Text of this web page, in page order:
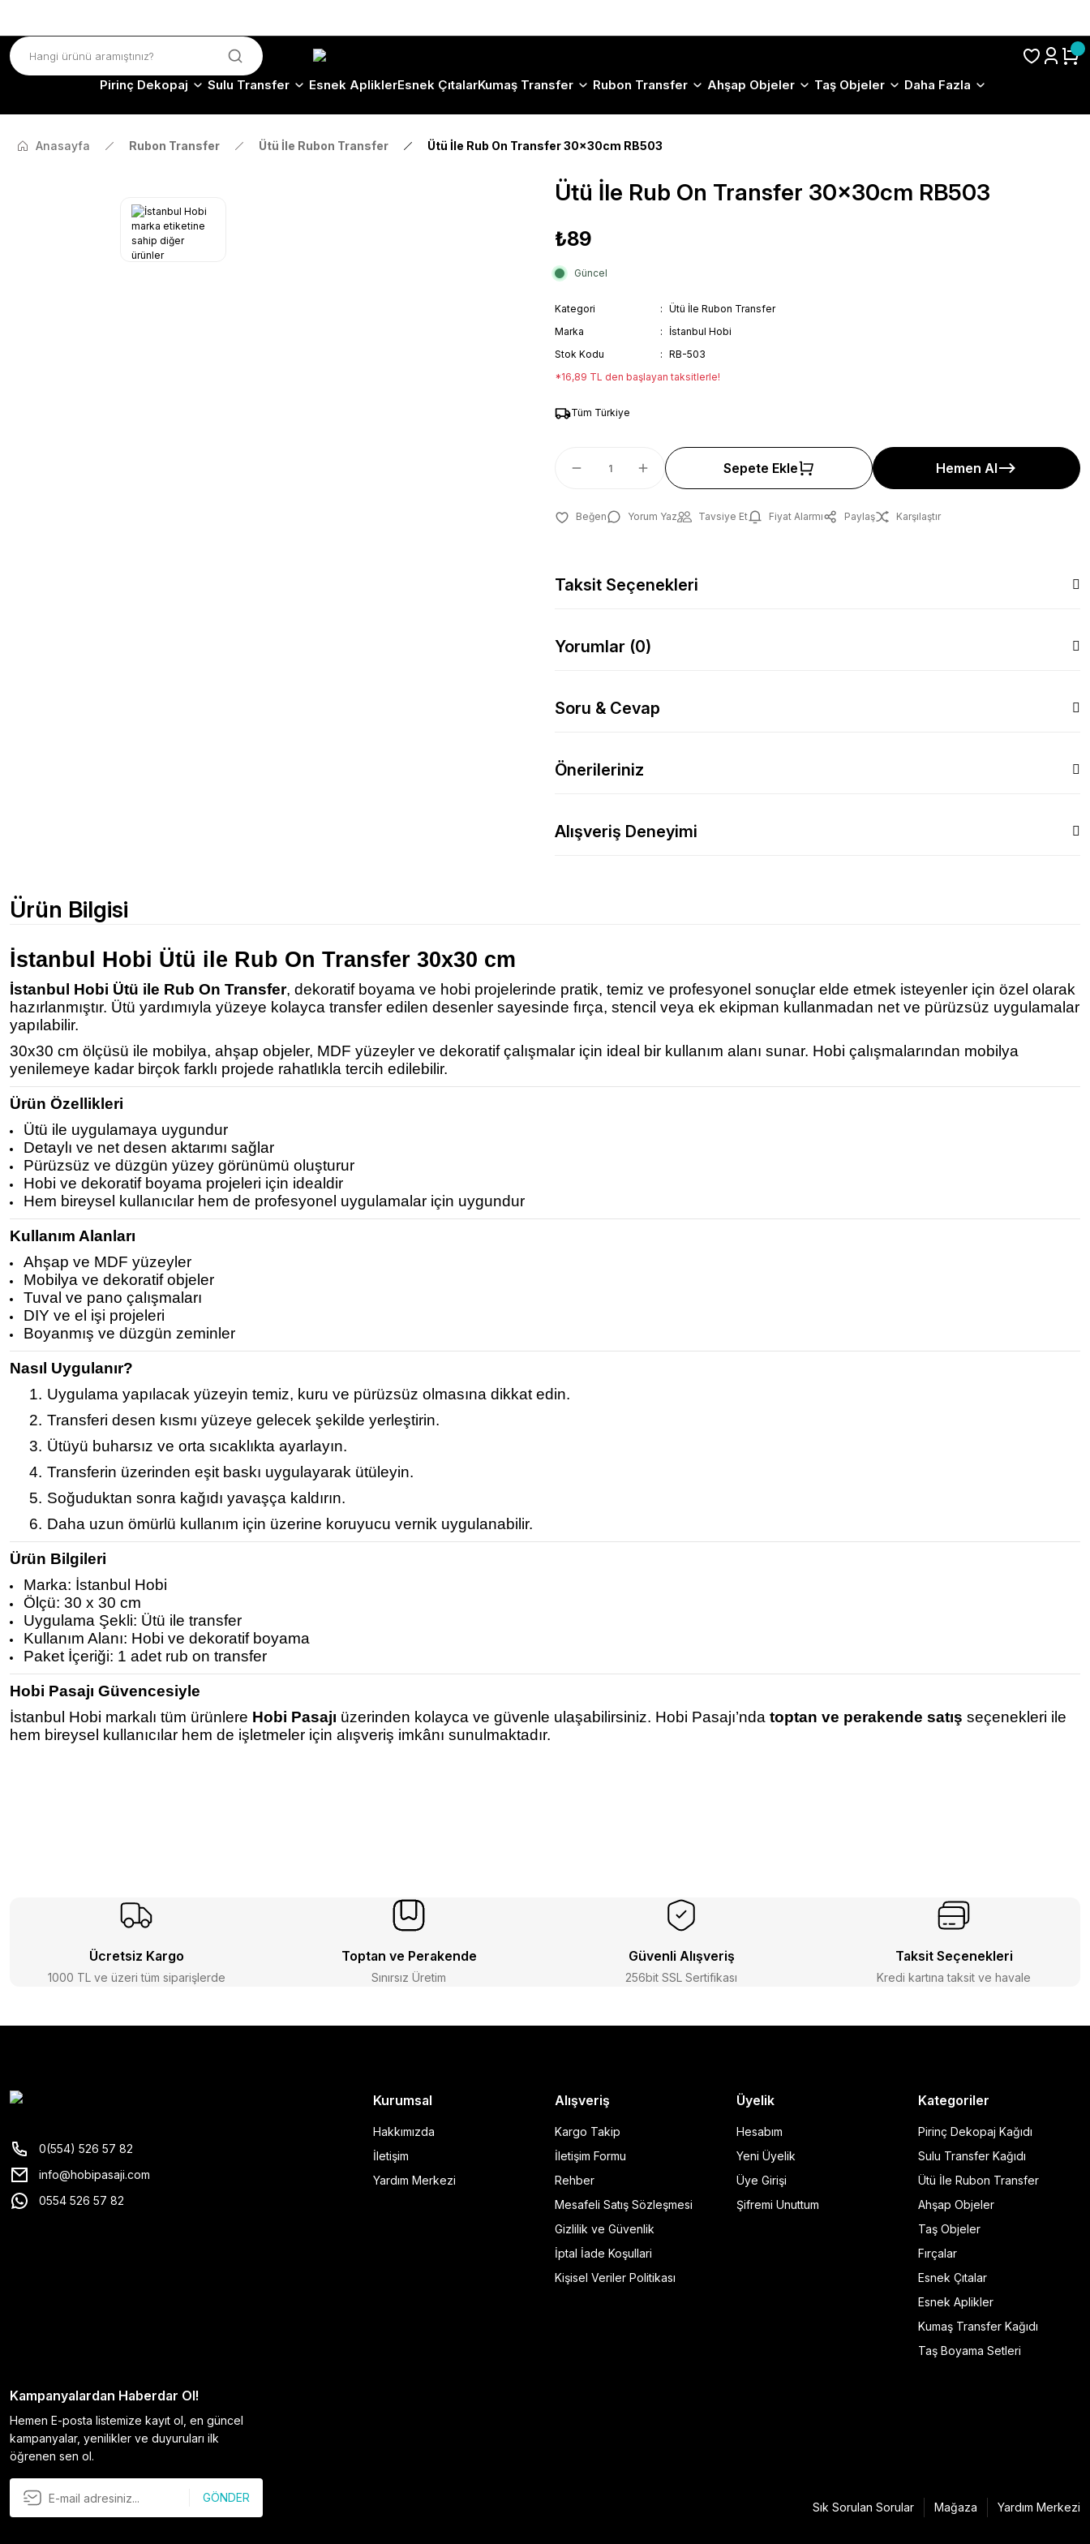
Pirinç Dekopaj Sulu Transfer Esnek ApliklerEsnek ÇıtalarKumaş Transfer Rubon Transfer Ahşap Objeler Taş Objeler Daha Fazla
Anasayfa Rubon Transfer Ütü İle Rubon Transfer Ütü İle Rub On Transfer 30x30cm RB503
Ütü İle Rub On Transfer 30x30cm RB503
₺89
Güncel
Kategori
Ütü İle Rubon Transfer
Marka
İstanbul Hobi
Stok Kodu
RB-503
*16,89 TL den başlayan taksitlerle!
Tüm Türkiye
Sepete Ekle Hemen Al
Yorum Yaz Tavsiye Et Fiyat Alarmı Paylaş Karşılaştır
Taksit Seçenekleri
Yorumlar (0)
Soru & Cevap
Önerileriniz
Alışveriş Deneyimi
Ürün Bilgisi
İstanbul Hobi Ütü ile Rub On Transfer 30x30 cm
İstanbul Hobi Ütü ile Rub On Transfer, dekoratif boyama ve hobi projelerinde pratik, temiz ve profesyonel sonuçlar elde etmek isteyenler için özel olarak
hazırlanmıştır. Ütü yardımıyla yüzeye kolayca transfer edilen desenler sayesinde fırça, stencil veya ek ekipman kullanmadan net ve pürüzsüz uygulamalar
yapılabilir.
30x30 cm ölçüsü ile mobilya, ahşap objeler, MDF yüzeyler ve dekoratif çalışmalar için ideal bir kullanım alanı sunar. Hobi çalışmalarından mobilya
yenilemeye kadar birçok farklı projede rahatlıkla tercih edilebilir.
Ürün Özellikleri
Ütü ile uygulamaya uygundur
Detaylı ve net desen aktarımı sağlar
Pürüzsüz ve düzgün yüzey görünümü oluşturur
Hobi ve dekoratif boyama projeleri için idealdir
Hem bireysel kullanıcılar hem de profesyonel uygulamalar için uygundur
Kullanım Alanları
Ahşap ve MDF yüzeyler
Mobilya ve dekoratif objeler
Tuval ve pano çalışmaları
DIY ve el işi projeleri
Boyanmış ve düzgün zeminler
Nasıl Uygulanır?
1. Uygulama yapılacak yüzeyin temiz, kuru ve pürüzsüz olmasına dikkat edin.
2. Transferi desen kısmı yüzeye gelecek şekilde yerleştirin.
3. Ütüyü buharsız ve orta sıcaklıkta ayarlayın.
4. Transferin üzerinden eşit baskı uygulayarak ütüleyin.
5. Soğuduktan sonra kağıdı yavaşça kaldırın.
6. Daha uzun ömürlü kullanım için üzerine koruyucu vernik uygulanabilir.
Ürün Bilgileri
Marka: İstanbul Hobi
Ölçü: 30 x 30 cm
Uygulama Şekli: Ütü ile transfer
Kullanım Alanı: Hobi ve dekoratif boyama
Paket İçeriği: 1 adet rub on transfer
Hobi Pasajı Güvencesiyle
İstanbul Hobi markalı tüm ürünlere Hobi Pasajı üzerinden kolayca ve güvenle ulaşabilirsiniz. Hobi Pasajı’nda toptan ve perakende satış seçenekleri ile
hem bireysel kullanıcılar hem de işletmeler için alışveriş imkânı sunulmaktadır.
Ücretsiz Kargo
1000 TL ve üzeri tüm siparişlerde
Toptan ve Perakende
Sınırsız Üretim
Güvenli Alışveriş
256bit SSL Sertifikası
Taksit Seçenekleri
Kredi kartına taksit ve havale
0(554) 526 57 82
info@hobipasaji.com
0554 526 57 82
Kurumsal
Hakkımızda
İletişim
Yardım Merkezi
Alışveriş
Kargo Takip
İletişim Formu
Rehber
Mesafeli Satış Sözleşmesi
Gizlilik ve Güvenlik
İptal İade Koşullari
Kişisel Veriler Politikası
Üyelik
Hesabım
Yeni Üyelik
Üye Girişi
Şifremi Unuttum
Kategoriler
Pirinç Dekopaj Kağıdı
Sulu Transfer Kağıdı
Ütü İle Rubon Transfer
Ahşap Objeler
Taş Objeler
Fırçalar
Esnek Çıtalar
Esnek Aplikler
Kumaş Transfer Kağıdı
Taş Boyama Setleri
Kampanyalardan Haberdar Ol!
Hemen E-posta listemize kayıt ol, en güncel
kampanyalar, yenilikler ve duyuruları ilk
öğrenen sen ol.
GÖNDER
Sık Sorulan Sorular Mağaza Yardım Merkezi